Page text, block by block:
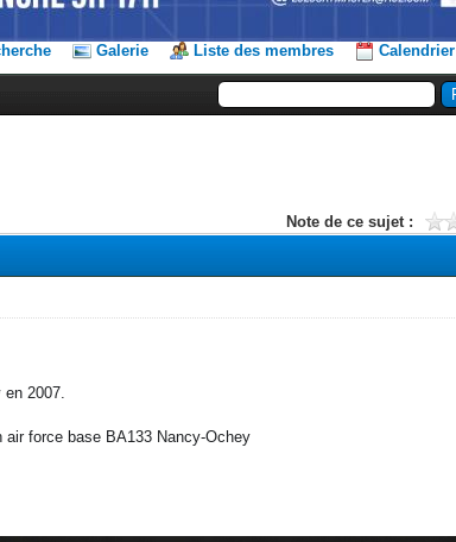
Galerie Liste des membres Calendrier
Note de ce sujet :
2007.
air force base BA133 Nancy-Ochey